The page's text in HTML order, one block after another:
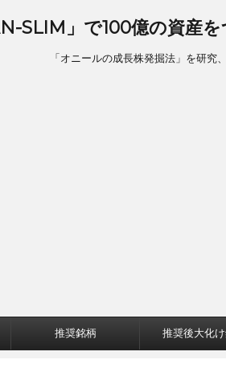
SLIM」で100億の資産
「オニールの成長株発掘法」を研究
推奨銘柄 推奨後大化